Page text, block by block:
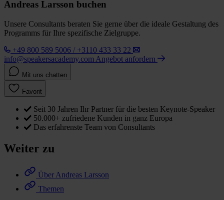
Andreas Larsson buchen
Unsere Consultants beraten Sie gerne über die ideale Gestaltung des
Programms für Ihre spezifische Zielgruppe.
+49 800 589 5006 / +3110 433 33 22
info@speakersacademy.com Angebot anfordern
Mit uns chatten
Favorit
Seit 30 Jahren Ihr Partner für die besten Keynote-Speaker
50.000+ zufriedene Kunden in ganz Europa
Das erfahrenste Team von Consultants
Weiter zu
Über Andreas Larsson
Themen